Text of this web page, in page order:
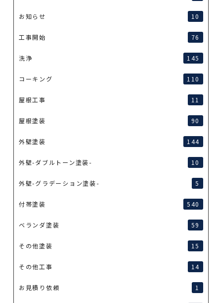
お知らせ 10
工事開始 76
洗浄 145
コーキング 110
屋根工事 11
屋根塗装 90
外壁塗装 144
外壁-ダブルトーン塗装- 10
外壁-グラデーション塗装- 5
付帯塗装 540
ベランダ塗装 59
その他塗装 15
その他工事 14
お見積り依頼 1